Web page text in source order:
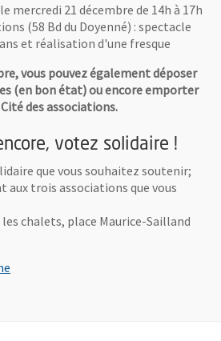
mercredi 21 décembre de 14h à 17h
(58 Bd du Doyenné) : spectacle
et réalisation d'une fresque
vous pouvez également déposer
(en bon état) ou encore emporter
des associations.
votez solidaire !
que vous souhaitez soutenir;
aux trois associations que vous
chalets, place Maurice-Sailland